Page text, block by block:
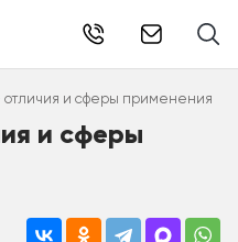
отличия и сферы применения
и сферы